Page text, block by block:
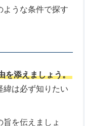
ような条件で探す
を添えましょう。
緯は必ず知りたい
を伝えましょ